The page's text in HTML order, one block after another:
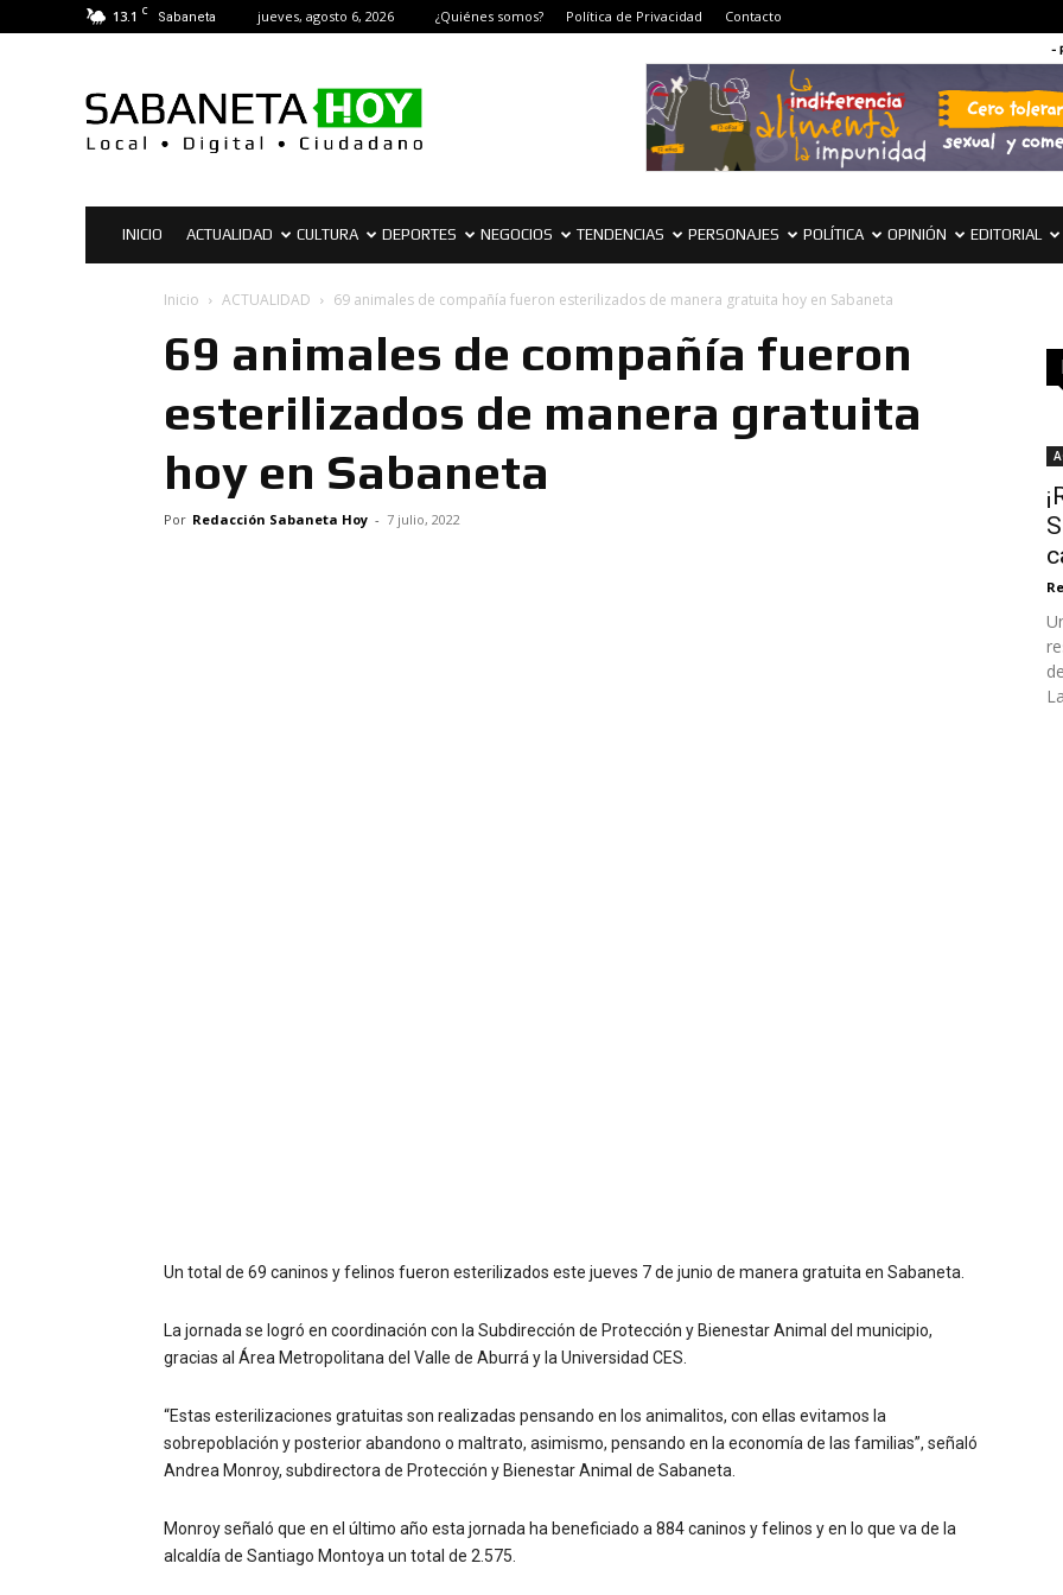
13.1 C Sabaneta jueves, agosto 6, 2026 ¿Quiénes somos? Política de Privacidad Contacto
Hoy
|
Noticias
Sabaneta
-
INICIO ACTUALIDAD CULTURA DEPORTES NEGOCIOS TENDENCIAS PERSONAJES POLÍTICA OPINIÓN EDITORIAL
Inicio ACTUALIDAD 69 animales de compañía fueron esterilizados de manera gratuita hoy en Sabaneta
69 animales de compañía fueron
esterilizados de manera gratuita
hoy en Sabaneta
Por Redacción Sabaneta Hoy - 7 julio, 2022
Un total de 69 caninos y felinos fueron esterilizados este jueves 7 de junio de manera gratuita en Sabaneta.
La jornada se logró en coordinación con la Subdirección de Protección y Bienestar Animal del municipio,
gracias al Área Metropolitana del Valle de Aburrá y la Universidad CES.
“Estas esterilizaciones gratuitas son realizadas pensando en los animalitos, con ellas evitamos la
sobrepoblación y posterior abandono o maltrato, asimismo, pensando en la economía de las familias”, señaló
Andrea Monroy, subdirectora de Protección y Bienestar Animal de Sabaneta.
Monroy señaló que en el último año esta jornada ha beneficiado a 884 caninos y felinos y en lo que va de la
alcaldía de Santiago Montoya un total de 2.575.